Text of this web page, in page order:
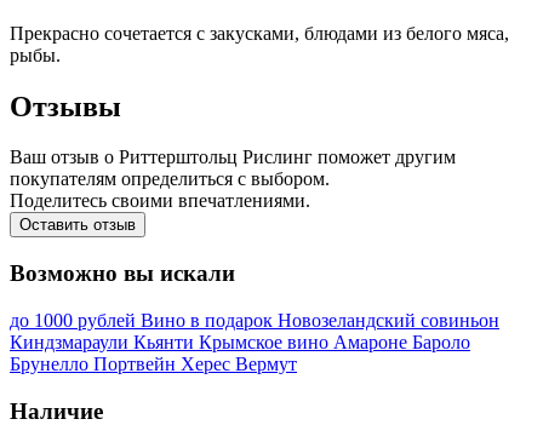
Прекрасно сочетается с закусками, блюдами из белого мяса,
рыбы.
Отзывы
Ваш отзыв о Риттерштольц Рислинг поможет другим
покупателям определиться с выбором.
Поделитесь своими впечатлениями.
Оставить отзыв
Возможно вы искали
до 1000 рублей Вино в подарок Новозеландский совиньон
Киндзмараули Кьянти Крымское вино Амароне Бароло
Брунелло Портвейн Херес Вермут
Наличие